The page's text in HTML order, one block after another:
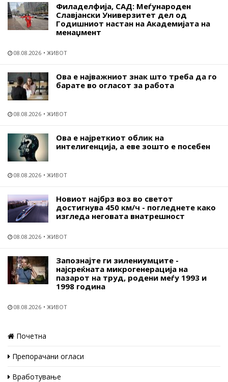
Филаделфија, САД: Меѓународен
Славјански Универзитет дел од
Годишниот настан на Академијата на
менаџмент
08.08.2026 ЖИВОТ
Ова е најважниот знак што треба да го
барате во огласот за работа
08.08.2026 ЖИВОТ
Ова е најреткиот облик на
интелигенција, а еве зошто е посебен
08.08.2026 ЖИВОТ
Новиот најбрз воз во светот
достигнува 450 км/ч - погледнете како
изгледа неговата внатрешност
08.08.2026 ЖИВОТ
Запознајте ги зилениумците -
најсреќната микрогенерација на
пазарот на труд, родени меѓу 1993 и
1998 година
08.08.2026 ЖИВОТ
Почетна
Препорачани огласи
Вработување